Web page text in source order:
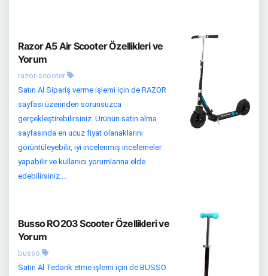
Razor A5 Air Scooter Özellikleri ve
Yorum
razor-scooter
Satın Al Sipariş verme işlemi için de RAZOR
sayfası üzerinden sorunsuzca
gerçekleştirebilirsiniz. Ürünün satın alma
sayfasında en ucuz fiyat olanaklarını
görüntüleyebilir, iyi incelenmiş incelemeler
yapabilir ve kullanıcı yorumlarına elde
edebilirsiniz....
Busso RO203 Scooter Özellikleri ve
Yorum
busso
Satın Al Tedarik etme işlemi için de BUSSO